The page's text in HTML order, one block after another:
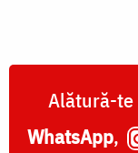
Alătură-
WhatsApp,